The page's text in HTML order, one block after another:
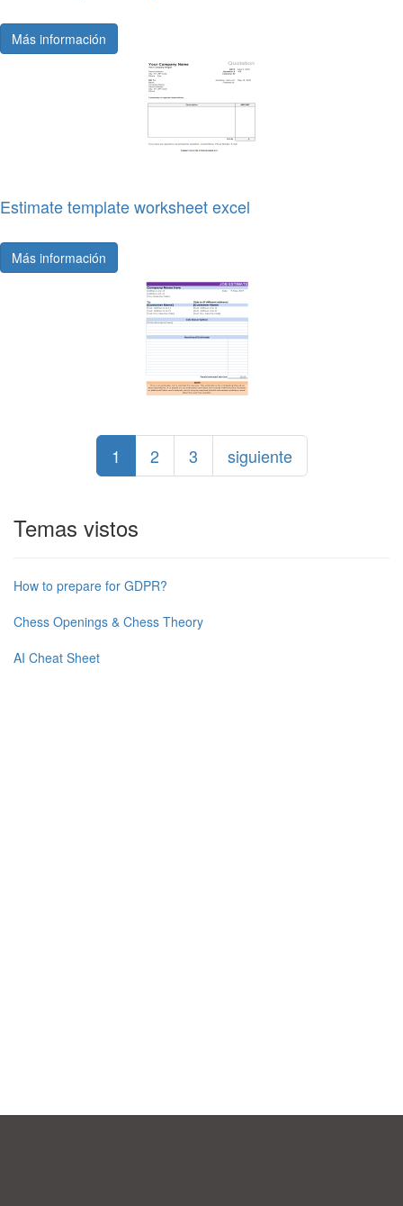
Más información
Estimate template worksheet excel
Más información
1 2 3 siguiente
Temas vistos
How to prepare for GDPR?
Chess Openings & Chess Theory
AI Cheat Sheet